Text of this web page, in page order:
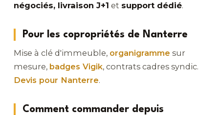
négociés, livraison J+1 et support dédié.
Pour les copropriétés de Nanterre
Mise à clé d'immeuble, organigramme sur
mesure, badges Vigik, contrats cadres syndic.
Devis pour Nanterre.
Comment commander depuis